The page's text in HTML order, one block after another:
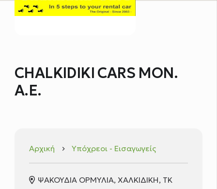
CHALKIDIKI CARS ΜΟΝ.
Α.Ε.
Αρχική keyboard_arrow_right Υπόχρεοι - Εισαγωγείς
ΨΑΚΟΥΔΙΑ ΟΡΜΥΛΙΑ, ΧΑΛΚΙΔΙΚΗ, ΤΚ